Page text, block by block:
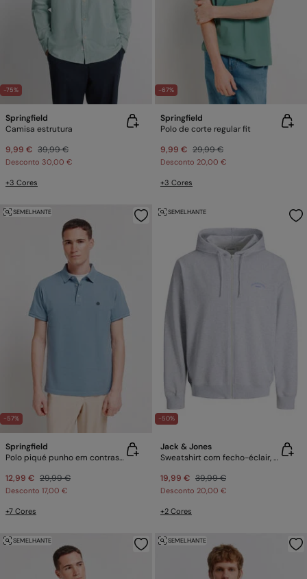
-75%
Springfield
Camisa estrutura
9,99 € 39,99 €
Desconto 30,00 €
+3 Cores
-67%
Springfield
Polo de corte regular fit
9,99 € 29,99 €
Desconto 20,00 €
+3 Cores
-57%
SEMELHANTE
Springfield
Polo piqué punho em contraste slim fit
12,99 € 29,99 €
Desconto 17,00 €
+7 Cores
-50%
SEMELHANTE
Jack & Jones
Sweatshirt com fecho-éclair, estilo descontraído
19,99 € 39,99 €
Desconto 20,00 €
+2 Cores
SEMELHANTE SEMELHANTE